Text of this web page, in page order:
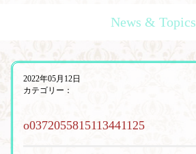
News & Topics
2022年05月12日
カテゴリー：
o0372055815113441125